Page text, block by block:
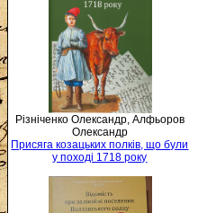
Різніченко Олександр, Алфьоров
Олександр
Присяга козацьких полків, що були
у поході 1718 року